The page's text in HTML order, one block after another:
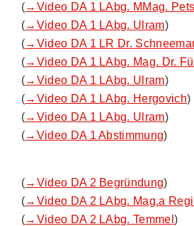
(→Video DA 1 LAbg. MMag.
(→Video DA 1 LAbg. Ulram)
(→Video DA 1 LR Dr.
(→Video DA 1 LAbg. Mag. Dr.
(→Video DA 1 LAbg. Ulram)
(→Video DA 1 LAbg. Hergovich)
(→Video DA 1 LAbg. Ulram)
(→Video DA 1 Abstimmung)
(→Video DA 2 Begründung)
(→Video DA 2 LAbg. Mag.a
(→Video DA 2 LAbg. Temmel)